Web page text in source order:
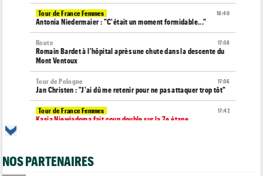
18:40
Tour de France Femmes
Antonia Niedermaier : "C'était un moment formidable..."
17:58
Route
Romain Bardet à l'hôpital après une chute dans la descente du
Mont Ventoux
17:56
Tour de Pologne
Jan Christen : "J'ai dû me retenir pour ne pas attaquer trop tôt"
17:42
Tour de France Femmes
Kasia Niewiadoma fait coup double sur la 7e étape
NOS PARTENAIRES